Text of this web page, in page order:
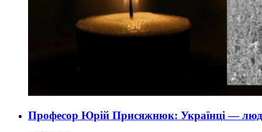
Професор Юрій Присяжнюк: Українці —